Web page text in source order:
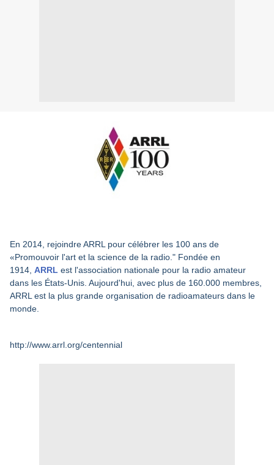
En 2014, rejoindre ARRL pour célébrer les 100 ans de
«Promouvoir l'art et la science de la radio." Fondée en
1914, ARRL est l'association nationale pour la radio amateur
dans les États-Unis. Aujourd'hui, avec plus de 160.000 membres,
ARRL est la plus grande organisation de radioamateurs dans le
monde.
http://www.arrl.org/centennial